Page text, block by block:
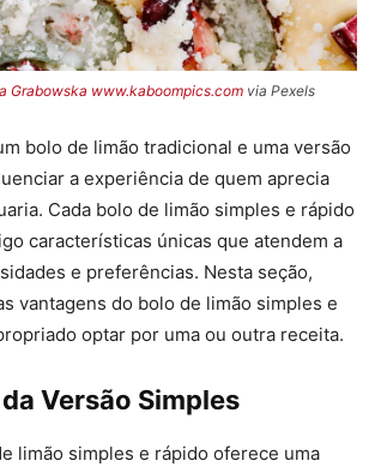
Grabowska www.kaboompics.com via Pexels
bolo de limão tradicional e uma versão
a experiência de quem aprecia
Cada bolo de limão simples e rápido
características únicas que atendem a
e preferências. Nesta seção,
vantagens do bolo de limão simples e
optar por uma ou outra receita.
Versão Simples
limão simples e rápido oferece uma